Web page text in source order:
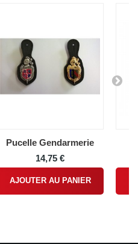
Pucelle Gendarmerie
14,75 €
AJOUTER AU PANIER